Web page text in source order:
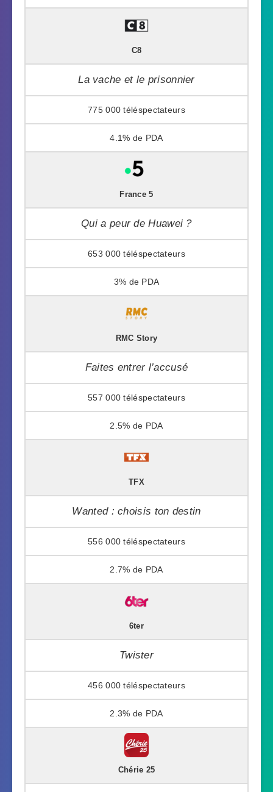
C8
La vache et le prisonnier
775 000
4.1%
France 5
Qui a peur de Huawei ?
653 000
3%
RMC Story
Faites entrer l’accusé
557 000
2.5%
TFX
Wanted : choisis ton destin
556 000
2.7%
6ter
Twister
456 000
2.3%
Chérie 25